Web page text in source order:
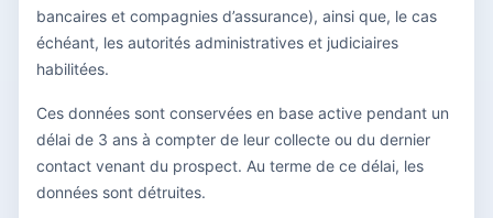
bancaires et compagnies d’assurance), ainsi que, le cas
échéant, les autorités administratives et judiciaires
habilitées.
Ces données sont conservées en base active pendant un
délai de 3 ans à compter de leur collecte ou du dernier
contact venant du prospect. Au terme de ce délai, les
données sont détruites.